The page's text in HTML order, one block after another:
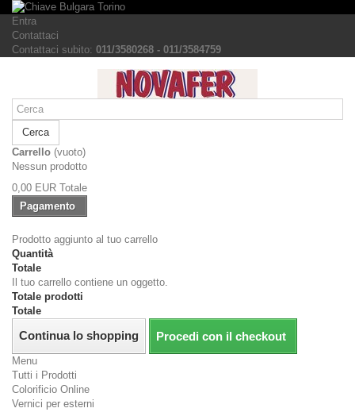
Entra
Contattaci
Contattaci subito: 011/3580268 - 011/3584759
Cerca
Carrello (vuoto)
Nessun prodotto
0,00 EUR Totale
Pagamento
Prodotto aggiunto al tuo carrello
Quantità
Totale
Il tuo carrello contiene un oggetto.
Totale prodotti
Totale
Continua lo shopping Procedi con il checkout
Menu
Tutti i Prodotti
Colorificio Online
Vernici per esterni